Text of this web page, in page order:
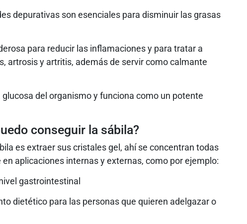
depurativas son esenciales para disminuir las grasas
para reducir las inflamaciones y para tratar a
artrosis y artritis, además de servir como calmante
del organismo y funciona como un potente
conseguir la sábila?
es extraer sus cristales gel, ahí se concentran todas
aplicaciones internas y externas, como por ejemplo:
gastrointestinal
dietético para las personas que quieren adelgazar o